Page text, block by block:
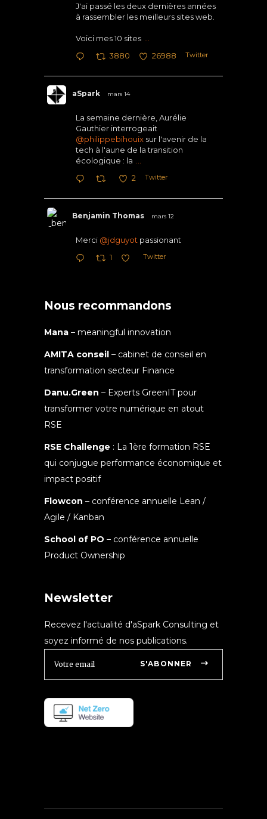
J'ai passé les deux dernières années
à rassembler les meilleurs sites web.
Voici mes 10 sites
3880 26988 Twitter
aSpark mars 14
La semaine dernière, Aurélie
Gauthier interrogeait
@philippebihouix sur l'avenir de la
tech à l'aune de la transition
écologique : la
2 Twitter
Benjamin Thomas mars 12
Merci @jdguyot passionant
1 Twitter
Nous recommandons
Mana – meaningful innovation
AMITA conseil – cabinet de conseil en
transformation secteur Finance
Danu.Green – Experts GreenIT pour
transformer votre numérique en atout
RSE
RSE Challenge : La 1ère formation RSE
qui conjugue performance économique et
impact positif
Flowcon – conférence annuelle Lean /
Agile / Kanban
School of PO – conférence annuelle
Product Ownership
Newsletter
Recevez l'actualité d'aSpark Consulting et
soyez informé de nos publications.
S'ABONNER